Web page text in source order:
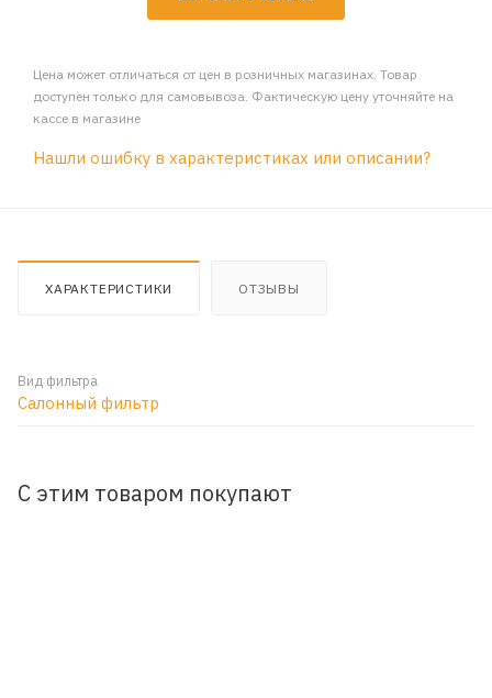
Цена может отличаться от цен в розничных магазинах. Товар
доступен только для самовывоза. Фактическую цену уточняйте на
кассе в магазине
Нашли ошибку в характеристиках или описании?
ХАРАКТЕРИСТИКИ ОТЗЫВЫ
Вид фильтра
Салонный фильтр
С этим товаром покупают